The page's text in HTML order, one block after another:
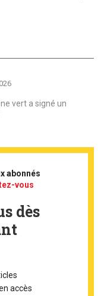
vert a signé un
abonnés
vous
dès
accès